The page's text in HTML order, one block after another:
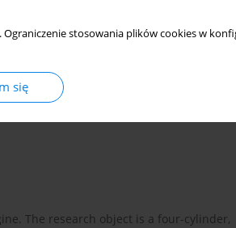
stosowania plików cookies w
się
The research object is a four-cylinder,